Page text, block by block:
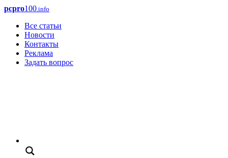
pcpro100.info
Все статьи
Новости
Контакты
Реклама
Задать вопрос